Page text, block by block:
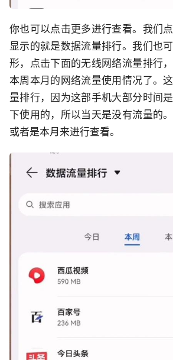
你也可以点击更多进行查看。我们
显示的就是数据流量排行。我们也
形，点击下面的无线网络流量排行
本周本月的网络流量使用情况了。
量排行，因为这部手机大部分时间
下使用的，所以当天是没有流量的
或者是本月来进行查看。